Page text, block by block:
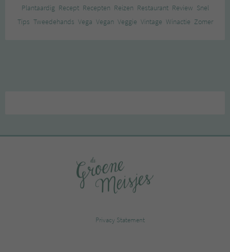
Plantaardig Recept Recepten Reizen Restaurant Review Snel
Tips Tweedehands Vega Vegan Veggie Vintage Winactie Zomer
Privacy Statement